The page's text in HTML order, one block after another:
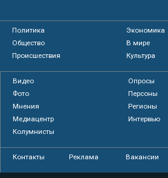
Политика
Экономика
Общество
В мире
Происшествия
Культура
Видео
Опросы
Фото
Персоны
Мнения
Регионы
Медиацентр
Интервью
Колумнисты
Контакты Реклама Вакансии